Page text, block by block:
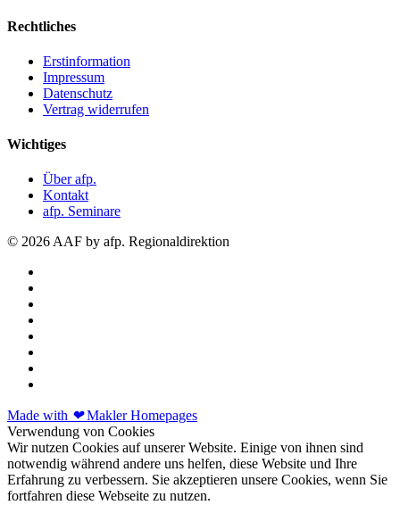
Rechtliches
Erstinformation
Impressum
Datenschutz
Vertrag widerrufen
Wichtiges
Über afp.
Kontakt
afp. Seminare
© 2026 AAF by afp. Regionaldirektion
Made with ❤Makler Homepages
Verwendung von Cookies
Wir nutzen Cookies auf unserer Website. Einige von ihnen sind
notwendig während andere uns helfen, diese Website und Ihre
Erfahrung zu verbessern. Sie akzeptieren unsere Cookies, wenn Sie
fortfahren diese Webseite zu nutzen.